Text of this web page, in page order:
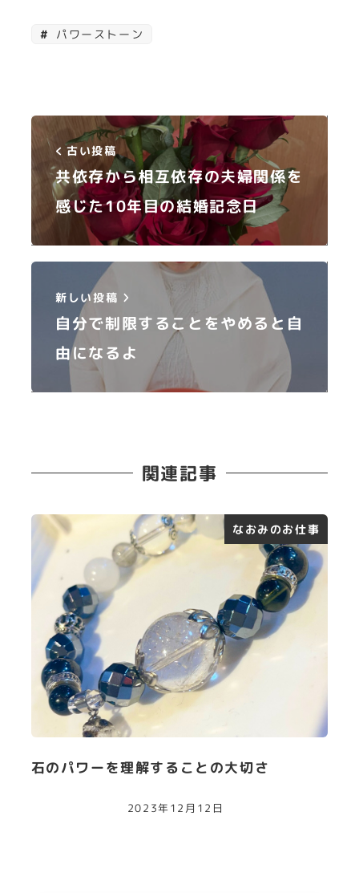
パワーストーン
古い投稿
共依存から相互依存の夫婦関係を
感じた10年目の結婚記念日
新しい投稿
自分で制限することをやめると自
由になるよ
関連記事
なおみのお仕事
石のパワーを理解することの大切さ
2023年12月12日